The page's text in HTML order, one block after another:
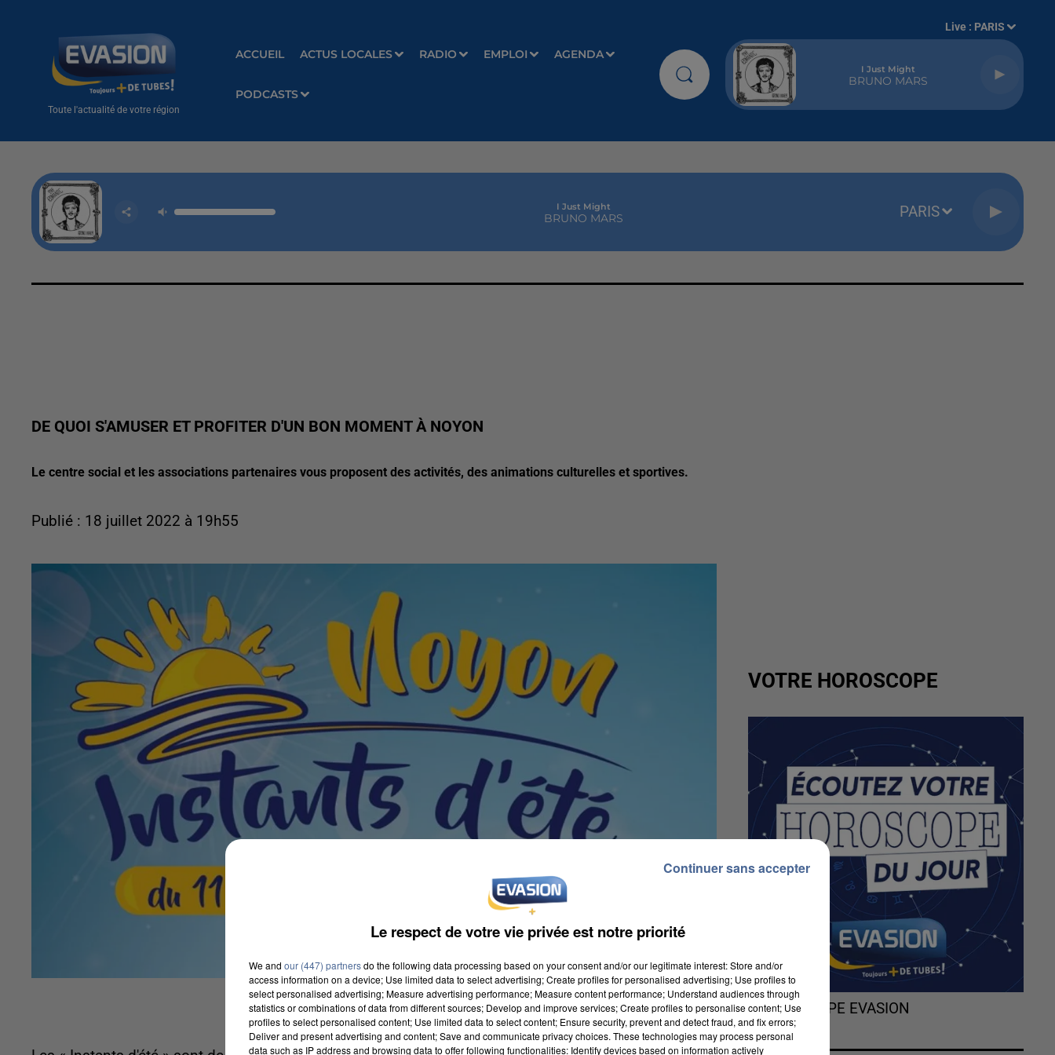
Toute l'actualité de votre région
ACCUEIL ACTUS LOCALES RADIO EMPLOI AGENDA
PODCASTS
Live : PARIS
I Just Might
BRUNO MARS
I Just Might
BRUNO MARS PARIS
DE QUOI S'AMUSER ET PROFITER D'UN BON MOMENT À NOYON
Le centre social et les associations partenaires vous proposent des activités, des animations culturelles et sportives.
Publié : 18 juillet 2022 à 19h55
VOTRE HOROSCOPE
L'HOROSCOPE EVASION
Le respect de votre vie privée est notre priorité
We and our (447) partnersdo the following data processing based on your consent and/or our legitimate interest: Store and/or
access information on a device; Use limited data to select advertising; Create profiles for personalised advertising; Use profiles to
select personalised advertising; Measure advertising performance; Measure content performance; Understand audiences through
statistics or combinations of data from different sources; Develop and improve services; Create profiles to personalise content; Use
profiles to select personalised content; Use limited data to select content; Ensure security, prevent and detect fraud, and fix errors;
Deliver and present advertising and content; Save and communicate privacy choices. These technologies may process personal
data such as IP address and browsing data to offer following functionalities: Identify devices based on information actively
Continuer sans accepter